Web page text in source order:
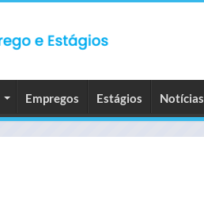
Empregos Estágios Notícias